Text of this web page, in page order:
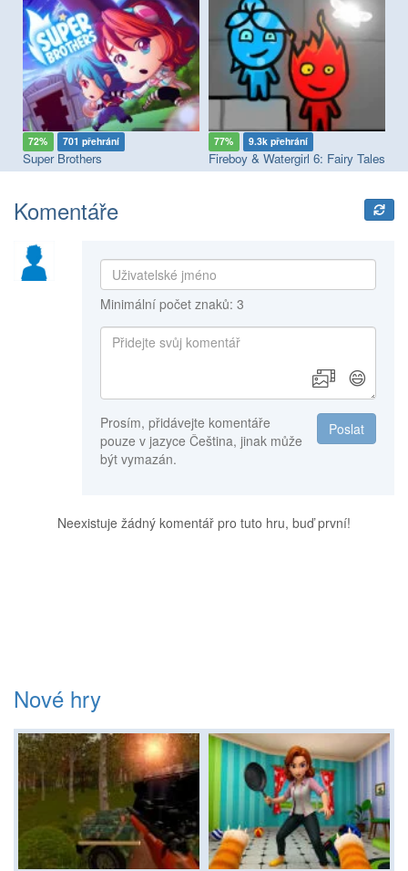
72% 701 přehrání
Super Brothers
77% 9.3k přehrání
Fireboy & Watergirl 6: Fairy Tales
Komentáře
Minimální počet znaků: 3
😄
Poslat
Prosím, přidávejte komentáře
pouze v jazyce Čeština, jinak může
být vymazán.
Neexistuje žádný komentář pro tuto hru, buď první!
Nové hry